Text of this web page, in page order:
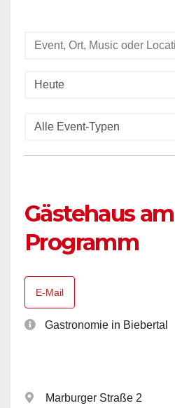
Gästehaus
Programm
E-Mail
Gastronomie in Biebertal
Marburger Straße 2